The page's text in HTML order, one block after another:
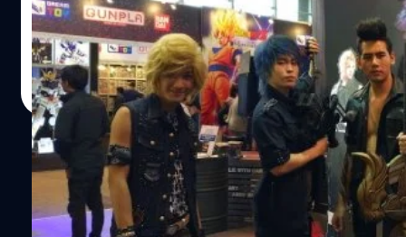
ใครเคยเล่น Final Fantasy…
neindroid รวมไปถึง Gunpla จากค่ายต่าง ๆ ชื่อดัง และ
กิจกรรม I Love Anisong ที่พาเหล่านักร้องเพลงอนิเมะชื่อดัง
ที่คุณไม่ควรพลาดมาจัดคอนเสิร์ตภายในงานนี้อีกด้วย โดย
เฉพาะปีนี้ที่พิเศษสุด ๆ เพราะมีบูธของ PlayStation มาให้คุณ
ทดลองเล่นเกมใหม่ล่าสุดกันฟรี ๆ ภายในงาน แถมลุ้นรับของ
รางวัลได้อีกต่างหาก
Totsapon Kritsadangphorn| 3638 days ago
Read More